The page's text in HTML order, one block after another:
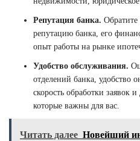
Репутация банка.
репутацию банка, его
опыт работы на рынке
Удобство обслуживания.
отделений банка, удобство
скорость обработки заявок
которые важны для вас.
Читать далее Новейший